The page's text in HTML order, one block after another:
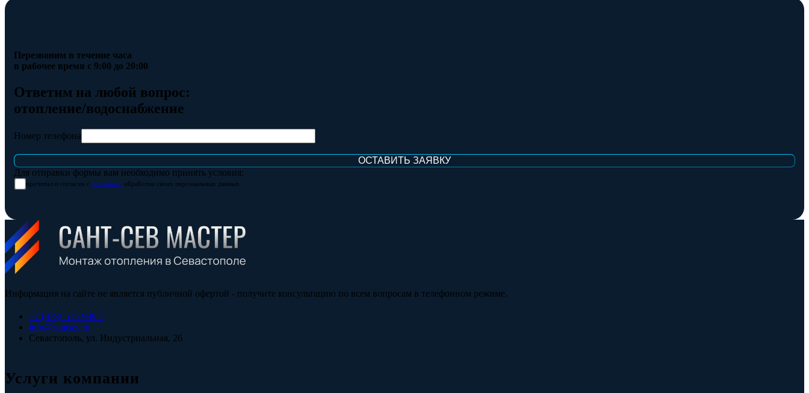
Перезвоним в течение часа
в рабочее время с 9:00 до 20:00
Ответим на любой вопрос:
отопление/водоснабжение
Номер телефона
Для отправки формы вам необходимо принять условия:
прочитал и согласен с условиями обработки своих персональных данных
Информация на сайте не является публичной офертой - получите консультацию по всем вопросам в телефонном режиме.
+7 (978) 515-999-7
info@santsev.ru
Севастополь, ул. Индустриальная, 26
Услуги компании